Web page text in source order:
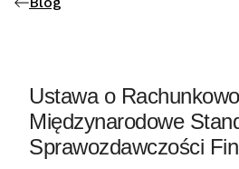
Ustawa o
Międzynarodowe
Sprawozdawczości